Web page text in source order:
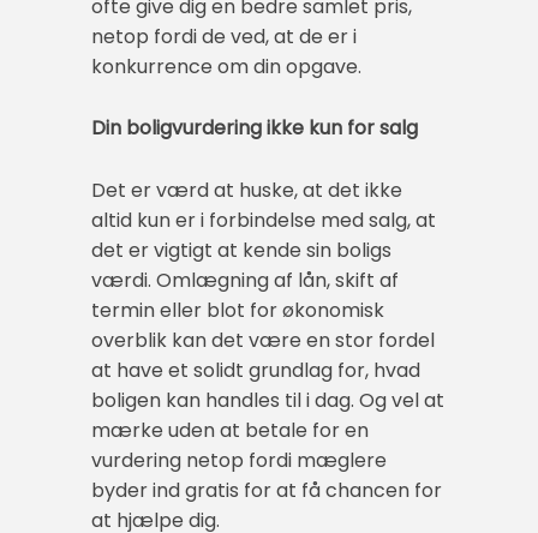
ofte give dig en bedre samlet pris,
netop fordi de ved, at de er i
konkurrence om din opgave.
Din boligvurdering ikke kun for salg
Det er værd at huske, at det ikke
altid kun er i forbindelse med salg, at
det er vigtigt at kende sin boligs
værdi. Omlægning af lån, skift af
termin eller blot for økonomisk
overblik kan det være en stor fordel
at have et solidt grundlag for, hvad
boligen kan handles til i dag. Og vel at
mærke uden at betale for en
vurdering netop fordi mæglere
byder ind gratis for at få chancen for
at hjælpe dig.